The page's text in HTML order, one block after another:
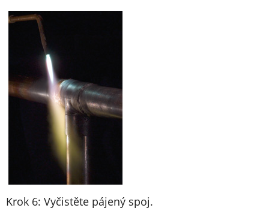
Krok 6: Vyčistěte pájený spoj.